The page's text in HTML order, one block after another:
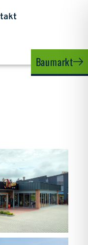
Baumarkt